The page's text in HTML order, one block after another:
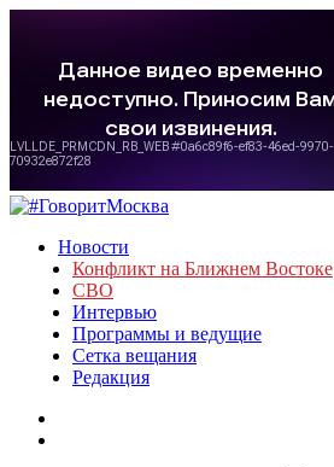
Новости
Конфликт на Ближнем Востоке
СВО
Интервью
Программы и ведущие
Сетка вещания
Редакция